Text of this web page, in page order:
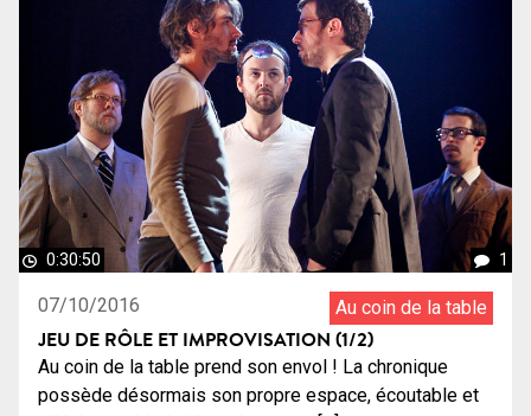
0:30:50 1
07/10/2016 Au coin de la table
JEU DE RÔLE ET IMPROVISATION (1/2)
Au coin de la table prend son envol ! La chronique
possède désormais son propre espace, écoutable et